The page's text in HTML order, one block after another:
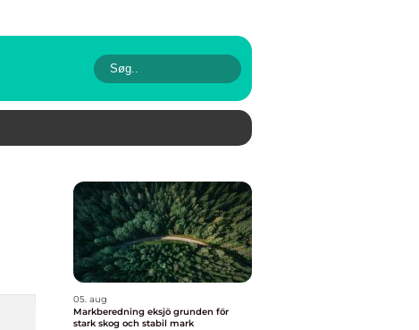
05. aug
Markberedning eksjö grunden för
stark skog och stabil mark